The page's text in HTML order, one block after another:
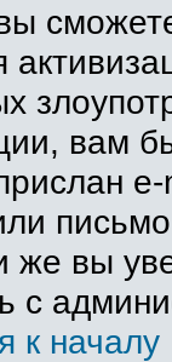
вам
e-
же вы
с
к началу